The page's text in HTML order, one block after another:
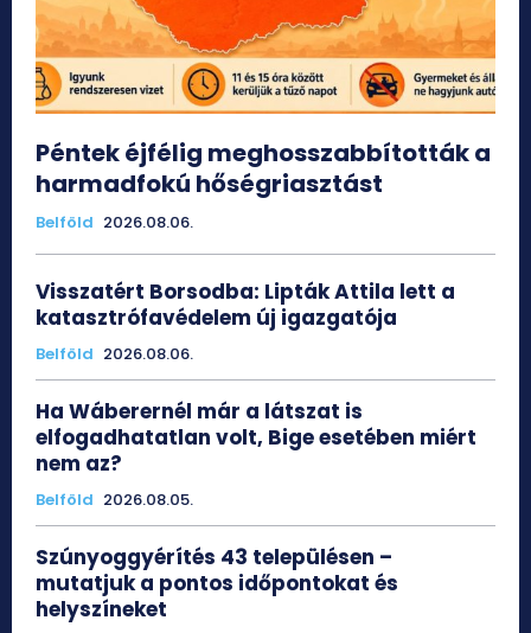
Péntek éjfélig meghosszabbították a
harmadfokú hőségriasztást
Belföld 2026.08.06.
Visszatért Borsodba: Lipták Attila lett a
katasztrófavédelem új igazgatója
Belföld 2026.08.06.
Ha Wáberernél már a látszat is
elfogadhatatlan volt, Bige esetében miért
nem az?
Belföld 2026.08.05.
Szúnyoggyérítés 43 településen –
mutatjuk a pontos időpontokat és
helyszíneket